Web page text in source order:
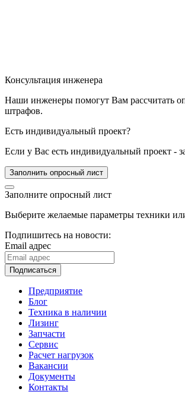
Консультация инженера
Наши инженеры помогут Вам рассчитать
штрафов.
Есть индивидуальный проект?
Если у Вас есть индивидуальный проект -
Заполнить опросный лист
Заполните опросный лист
Выберите желаемые параметры техники
Подпишитесь на новости:
Email адрес
Подписаться
Предприятие
Блог
Техника в наличии
Лизинг
Запчасти
Сервис
Расчет нагрузок
Вакансии
Документы
Контакты